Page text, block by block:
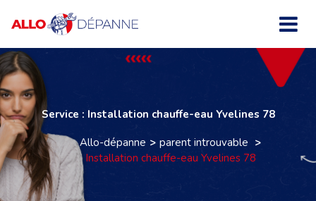
Service : Installation chauffe-eau Yvelines 78
Allo-dépanne
parent introuvable
Installation chauffe-eau Yvelines 78